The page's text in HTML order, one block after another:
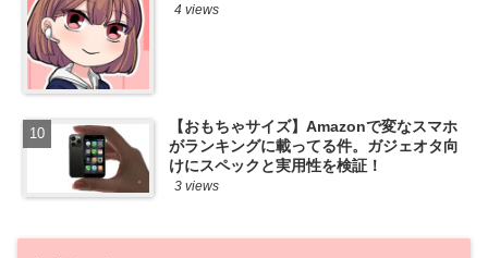
4 views
【おもちゃサイズ】Amazonで変なスマホ
がランキングに載ってる件。ガジェオタ向
けにスペックと実用性を検証！
3 views